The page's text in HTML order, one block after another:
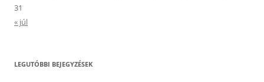
31
« júl
LEGUTÓBBI BEJEGYZÉSEK